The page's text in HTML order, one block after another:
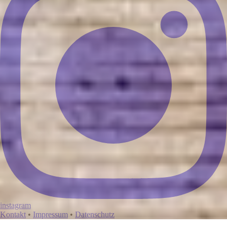
instagram
Kontakt • Impressum • Datenschutz